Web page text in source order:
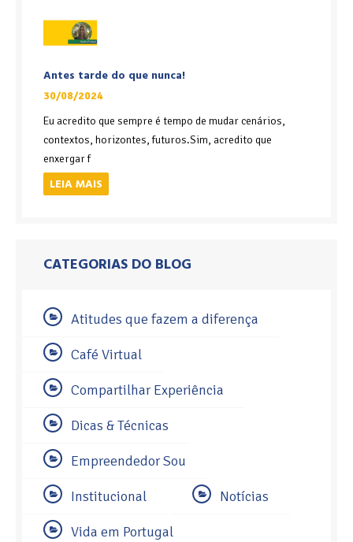
Antes tarde do que nunca!
30/08/2024
Eu acredito que sempre é tempo de mudar cenários,
contextos, horizontes, futuros.Sim, acredito que
enxergar f
LEIA MAIS
CATEGORIAS DO BLOG
Atitudes que fazem a diferença
Café Virtual
Compartilhar Experiência
Dicas & Técnicas
Empreendedor Sou
Institucional Notícias
Vida em Portugal